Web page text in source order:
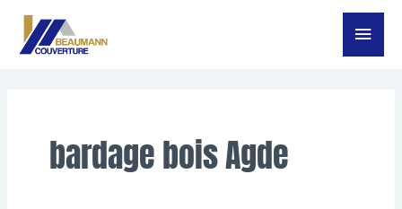
Aller
Menu
bardage bois Agde